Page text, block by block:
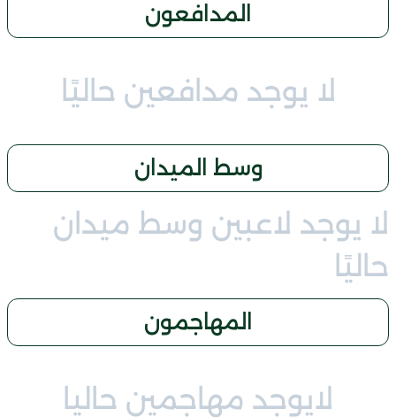
المدافعون
لا يوجد مدافعين حاليًا
وسط الميدان
لا يوجد لاعبين وسط ميدان
حاليًا
المهاجمون
لايوجد مهاجمين حاليا